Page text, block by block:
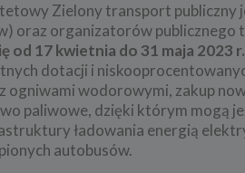
Zielony transport
oraz organizatorów
od 17 kwietnia do 31 maja
dotacji i
ogniwami wodorowymi, zakup
paliwowe, dzięki którym mogą
ładowania energią
autobusów.